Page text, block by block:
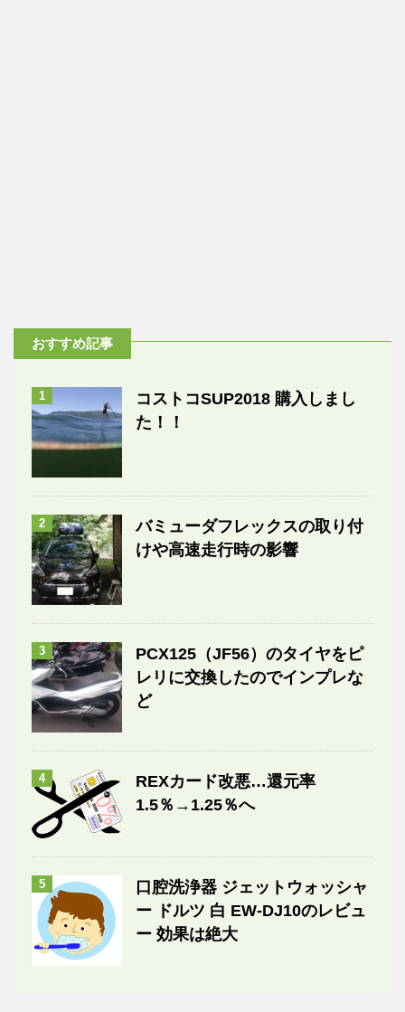
おすすめ記事
1
コストコSUP2018 購入しまし
た！！
2
バミューダフレックスの取り付
けや高速走行時の影響
3
PCX125（JF56）のタイヤをピ
レリに交換したのでインプレな
ど
4
REXカード改悪…還元率
1.5％→1.25％へ
5
口腔洗浄器 ジェットウォッシャ
ー ドルツ 白 EW-DJ10のレビュ
ー 効果は絶大